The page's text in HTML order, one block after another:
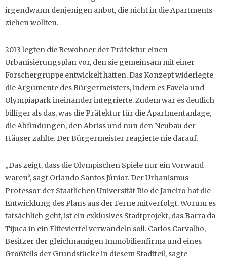
irgendwann denjenigen anbot, die nicht in die Apartments
ziehen wollten.
2013 legten die Bewohner der Präfektur einen
Urbanisierungsplan vor, den sie gemeinsam mit einer
Forschergruppe entwickelt hatten. Das Konzept widerlegte
die Argumente des Bürgermeisters, indem es Favela und
Olympiapark ineinander integrierte. Zudem war es deutlich
billiger als das, was die Präfektur für die Apartmentanlage,
die Abfindungen, den Abriss und nun den Neubau der
Häuser zahlte. Der Bürgermeister reagierte nie darauf.
„Das zeigt, dass die Olympischen Spiele nur ein Vorwand
waren“, sagt Orlando Santos Júnior. Der Urbanismus-
Professor der Staatlichen Universität Rio de Janeiro hat die
Entwicklung des Plans aus der Ferne mitverfolgt. Worum es
tatsächlich geht, ist ein exklusives Stadtprojekt, das Barra da
Tijuca in ein Eliteviertel verwandeln soll. Carlos Carvalho,
Besitzer der gleichnamigen Immobilienfirma und eines
Großteils der Grundstücke in diesem Stadtteil, sagte